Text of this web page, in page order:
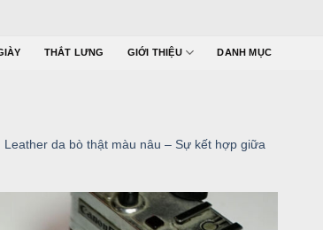
THẮT LƯNG GIỚI THIỆU DANH MỤC
Leather da bò thật màu nâu – Sự kết hợp giữa